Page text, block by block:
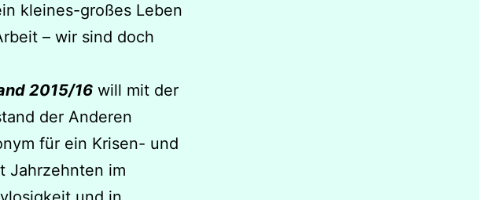
kleines-großes Leben
– wir sind doch
2015/16 will mit der
der Anderen
für ein Krisen- und
Jahrzehnten im